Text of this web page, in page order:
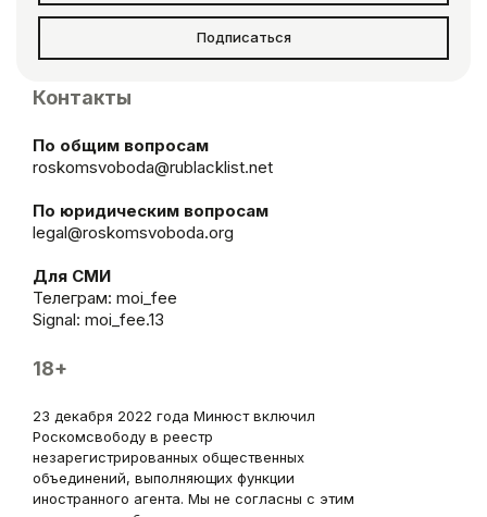
Подписаться
Контакты
По общим вопросам
roskomsvoboda@rublacklist.net
По юридическим вопросам
legal@roskomsvoboda.org
Для СМИ
Телеграм: moi_fee
Signal: moi_fee.13
18+
23 декабря 2022 года Минюст включил
Роскомсвободу в реестр
незарегистрированных общественных
объединений, выполняющих функции
иностранного агента. Мы не согласны с этим